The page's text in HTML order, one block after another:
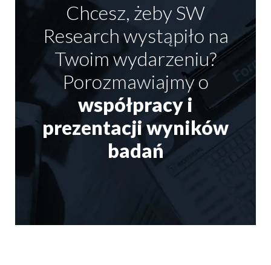
Chcesz, żeby SW
Research wystąpiło na
Twoim wydarzeniu?
Porozmawiajmy o
współpracy i
prezentacji wyników
badań